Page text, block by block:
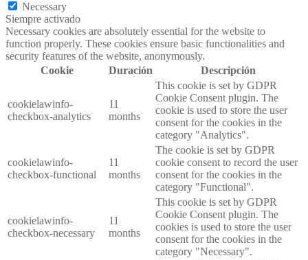
Necessary
Siempre activado
Necessary cookies are absolutely essential for the website to
function properly. These cookies ensure basic functionalities and
security features of the website, anonymously.
Cookie
Duración Descripción
cookielawinfo-
checkbox-analytics
11
months
This cookie is set by GDPR
Cookie Consent plugin. The
cookie is used to store the user
consent for the cookies in the
category "Analytics".
cookielawinfo-
checkbox-functional
11
months
The cookie is set by GDPR
cookie consent to record the user
consent for the cookies in the
category "Functional".
cookielawinfo-
checkbox-necessary
11
months
This cookie is set by GDPR
Cookie Consent plugin. The
cookies is used to store the user
consent for the cookies in the
category "Necessary".